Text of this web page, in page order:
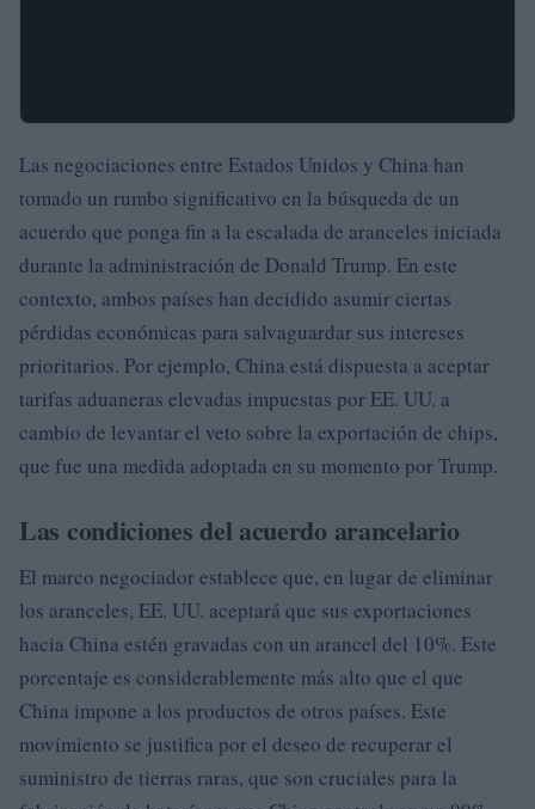
Las negociaciones entre Estados Unidos y China han
tomado un rumbo significativo en la búsqueda de un
acuerdo que ponga fin a la escalada de aranceles iniciada
durante la administración de Donald Trump. En este
contexto, ambos países han decidido asumir ciertas
pérdidas económicas para salvaguardar sus intereses
prioritarios. Por ejemplo, China está dispuesta a aceptar
tarifas aduaneras elevadas impuestas por EE. UU. a
cambio de levantar el veto sobre la exportación de chips,
que fue una medida adoptada en su momento por Trump.
Las condiciones del acuerdo arancelario
El marco negociador establece que, en lugar de eliminar
los aranceles, EE. UU. aceptará que sus exportaciones
hacia China estén gravadas con un arancel del 10%. Este
porcentaje es considerablemente más alto que el que
China impone a los productos de otros países. Este
movimiento se justifica por el deseo de recuperar el
suministro de tierras raras, que son cruciales para la